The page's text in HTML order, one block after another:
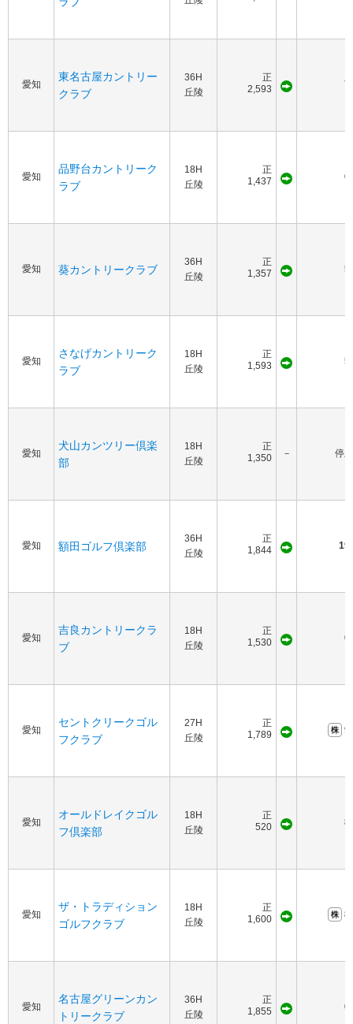
愛知
東名古屋カントリー
クラブ
36H
丘陵
正
2,593
愛知
品野台カントリーク
ラブ
18H
丘陵
正
1,437
愛知 葵カントリークラブ
36H
丘陵
正
1,357
愛知
さなげカントリーク
ラブ
18H
丘陵
正
1,593
愛知
犬山カンツリー倶楽
部
18H
丘陵
正
1,350
－ 停
愛知 額田ゴルフ倶楽部
36H
丘陵
正
1,844
愛知
吉良カントリークラ
ブ
18H
丘陵
正
1,530
愛知
セントクリークゴル
フクラブ
27H
丘陵
正
1,789
愛知
オールドレイクゴル
フ倶楽部
18H
丘陵
正
520
愛知
ザ・トラディション
ゴルフクラブ
18H
丘陵
正
1,600
愛知
名古屋グリーンカン
トリークラブ
36H
丘陵
正
1,855